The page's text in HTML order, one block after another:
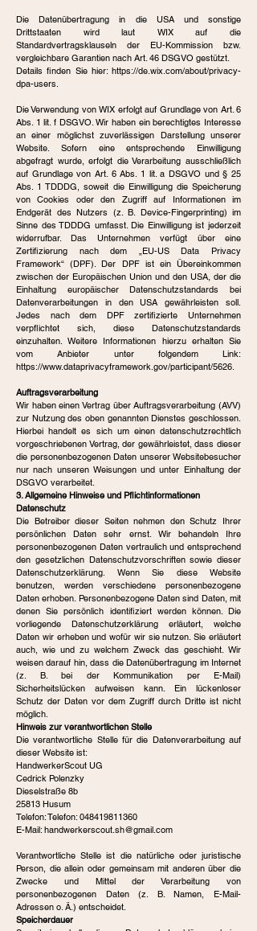
Die Datenübertragung in die USA und sonstige
Drittstaaten wird laut WIX auf die
Standardvertragsklauseln der EU-Kommission bzw.
vergleichbare Garantien nach Art. 46 DSGVO gestützt.
Details finden Sie hier: https://de.wix.com/about/privacy-
dpa-users.
Die Verwendung von WIX erfolgt auf Grundlage von Art. 6
Abs. 1 lit. f DSGVO. Wir haben ein berechtigtes Interesse
an einer möglichst zuverlässigen Darstellung unserer
Website. Sofern eine entsprechende Einwilligung
abgefragt wurde, erfolgt die Verarbeitung ausschließlich
auf Grundlage von Art. 6 Abs. 1 lit. a DSGVO und § 25
Abs. 1 TDDDG, soweit die Einwilligung die Speicherung
von Cookies oder den Zugriff auf Informationen im
Endgerät des Nutzers (z. B. Device-Fingerprinting) im
Sinne des TDDDG umfasst. Die Einwilligung ist jederzeit
widerrufbar. Das Unternehmen verfügt über eine
Zertifizierung nach dem „EU-US Data Privacy
Framework“ (DPF). Der DPF ist ein Übereinkommen
zwischen der Europäischen Union und den USA, der die
Einhaltung europäischer Datenschutzstandards bei
Datenverarbeitungen in den USA gewährleisten soll.
Jedes nach dem DPF zertifizierte Unternehmen
verpflichtet sich, diese Datenschutzstandards
einzuhalten. Weitere Informationen hierzu erhalten Sie
vom Anbieter unter folgendem Link:
https://www.dataprivacyframework.gov/participant/5626.
Auftragsverarbeitung
Wir haben einen Vertrag über Auftragsverarbeitung (AVV)
zur Nutzung des oben genannten Dienstes geschlossen.
Hierbei handelt es sich um einen datenschutzrechtlich
vorgeschriebenen Vertrag, der gewährleistet, dass dieser
die personenbezogenen Daten unserer Websitebesucher
nur nach unseren Weisungen und unter Einhaltung der
DSGVO verarbeitet.
3. Allgemeine Hinweise und Pflichtinformationen
Datenschutz
Die Betreiber dieser Seiten nehmen den Schutz Ihrer
persönlichen Daten sehr ernst. Wir behandeln Ihre
personenbezogenen Daten vertraulich und entsprechend
den gesetzlichen Datenschutzvorschriften sowie dieser
Datenschutzerklärung. Wenn Sie diese Website
benutzen, werden verschiedene personenbezogene
Daten erhoben. Personenbezogene Daten sind Daten, mit
denen Sie persönlich identifiziert werden können. Die
vorliegende Datenschutzerklärung erläutert, welche
Daten wir erheben und wofür wir sie nutzen. Sie erläutert
auch, wie und zu welchem Zweck das geschieht. Wir
weisen darauf hin, dass die Datenübertragung im Internet
(z. B. bei der Kommunikation per E-Mail)
Sicherheitslücken aufweisen kann. Ein lückenloser
Schutz der Daten vor dem Zugriff durch Dritte ist nicht
möglich.
Hinweis zur verantwortlichen Stelle
Die verantwortliche Stelle für die Datenverarbeitung auf
dieser Website ist:
HandwerkerScout UG
Cedrick Polenzky
Dieselstraße 8b
25813 Husum
Telefon: Telefon: 048419811360
E-Mail: handwerkerscout.sh@gmail.com
Verantwortliche Stelle ist die natürliche oder juristische
Person, die allein oder gemeinsam mit anderen über die
Zwecke und Mittel der Verarbeitung von
personenbezogenen Daten (z. B. Namen, E-Mail-
Adressen o. Ä.) entscheidet.
Speicherdauer